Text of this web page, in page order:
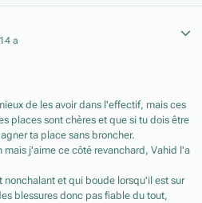
4 a
de les avoir dans l'effectif, mais ces
places sont chères et que si tu dois être
ta place sans broncher.
mais j'aime ce côté revanchard, Vahid l'a
et qui boude lorsqu'il est sur
blessures donc pas fiable du tout,